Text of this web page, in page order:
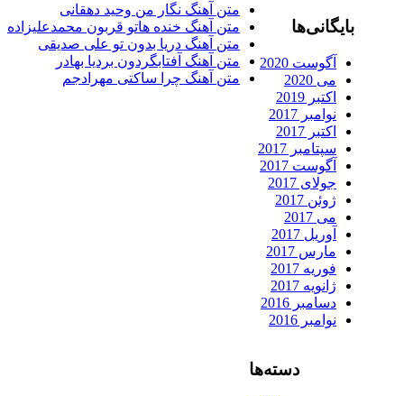
متن آهنگ نگار من وحید دهقانی
متن آهنگ خنده هاتو قربون محمدعلیزاده
متن آهنگ دریا بدون تو علی صدیقی
متن آهنگ آفتابگردون بردیا بهادر
متن آهنگ چرا ساکتی مهرادجم
بایگانی‌ها
آگوست 2020
می 2020
اکتبر 2019
نوامبر 2017
اکتبر 2017
سپتامبر 2017
آگوست 2017
جولای 2017
ژوئن 2017
می 2017
آوریل 2017
مارس 2017
فوریه 2017
ژانویه 2017
دسامبر 2016
نوامبر 2016
دسته‌ها